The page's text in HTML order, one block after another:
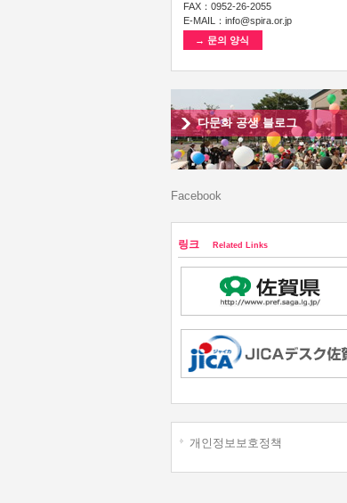
FAX：0952-26-2055
E-MAIL：info@spira.or.jp
→ 문의 양식
다문화 공생 블로그
Facebook
링크 Related Links
개인정보보호정책